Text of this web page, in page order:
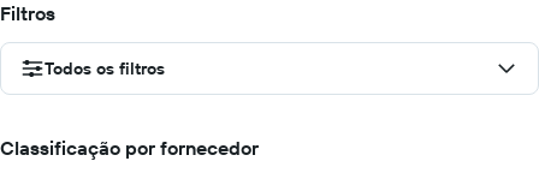
Filtros
Todos os filtros
Classificação por fornecedor